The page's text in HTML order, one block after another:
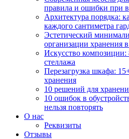
правила и ошибки при
Архитектура порядка:
каждого сантиметра
Эстетический
организации хранения
Искусство композиции:
стеллажа
Перезагрузка шкафа:
хранения
10 решений для
10 ошибок в
нельзя повторять
О нас
Реквизиты
Отзывы